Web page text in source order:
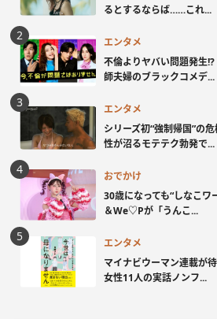
るとするならば……これ...
エンタメ
不倫よりヤバい問題発生
師夫婦のブラックコメデ...
エンタメ
シリーズ初“強制帰国”の
性が沼るモテテク勃発で...
おでかけ
30歳になっても“しなこ
＆We♡Pが「うんこ...
エンタメ
マイナビウーマン連載が
女性11人の実話ノンフ...